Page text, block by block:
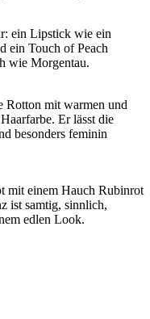
ein Lipstick wie ein
ein Touch of Peach
wie Morgentau.
Rotton mit warmen und
Er lässt die
besonders feminin
mit einem Hauch Rubinrot
ist samtig, sinnlich,
edlen Look.